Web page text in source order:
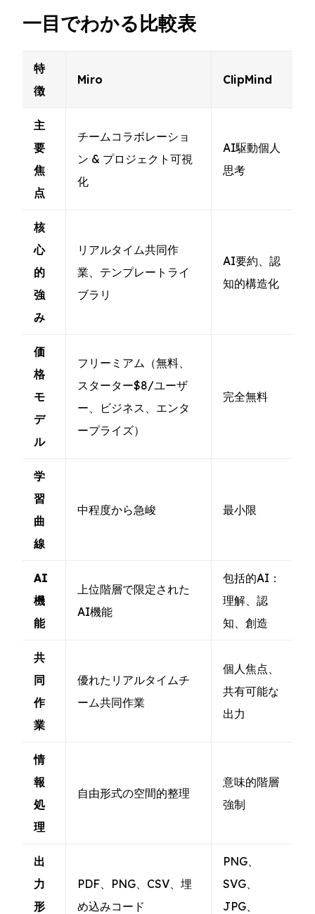
一目でわかる比較表
特
徴
Miro ClipMind
主
要
焦
点
チームコラボレーショ
ン & プロジェクト可視
化
AI駆動個人
思考
核
心
的
強
み
リアルタイム共同作
業、テンプレートライ
ブラリ
AI要約、認
知的構造化
価
格
モ
デ
ル
フリーミアム（無料、
スターター$8/ユーザ
ー、ビジネス、エンタ
ープライズ）
完全無料
学
習
曲
線
中程度から急峻 最小限
AI
機
能
上位階層で限定された
AI機能
包括的AI：
理解、認
知、創造
共
同
作
業
優れたリアルタイムチ
ーム共同作業
個人焦点、
共有可能な
出力
情
報
処
理
自由形式の空間的整理
意味的階層
強制
出
力
形
PDF、PNG、CSV、埋
め込みコード
PNG、
SVG、
JPG、